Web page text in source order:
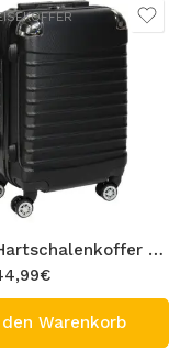
Koffer Hartschalenkoffer Reise Trolley Schwarz Reisekoffer ABS Trolley 4 Rolle 360 Grad Zwillingsrolle Kunststoff Gepäck 110L 75cm XL
€
den Warenkorb